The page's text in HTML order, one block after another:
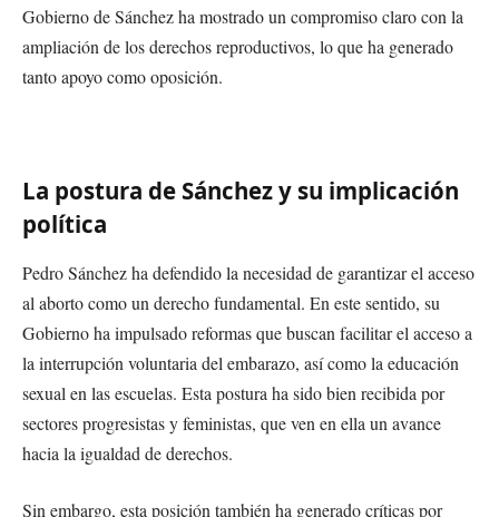
Gobierno de Sánchez ha mostrado un compromiso claro con la
ampliación de los derechos reproductivos, lo que ha generado
tanto apoyo como oposición.
La postura de Sánchez y su implicación
política
Pedro Sánchez ha defendido la necesidad de garantizar el acceso
al aborto como un derecho fundamental. En este sentido, su
Gobierno ha impulsado reformas que buscan facilitar el acceso a
la interrupción voluntaria del embarazo, así como la educación
sexual en las escuelas. Esta postura ha sido bien recibida por
sectores progresistas y feministas, que ven en ella un avance
hacia la igualdad de derechos.
Sin embargo, esta posición también ha generado críticas por